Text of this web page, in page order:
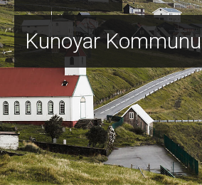
Kunoyar Kommunu